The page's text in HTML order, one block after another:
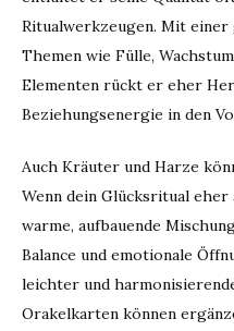
Ritualwerkzeugen. Mit
Themen wie Fülle,
Elementen rückt er eher
Beziehungsenergie in den
Auch Kräuter und Harze
Wenn dein Glücksritual
warme, aufbauende
Balance und emotionale
leichter und
Orakelkarten können